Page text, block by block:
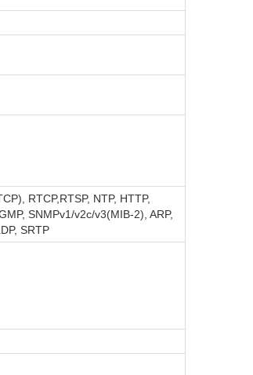
RTCP,RTSP, NTP, HTTP,
SNMPv1/v2c/v3(MIB-2), ARP,
SRTP